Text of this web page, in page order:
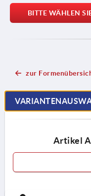
BITTE WÄHLEN
zur
Artikel